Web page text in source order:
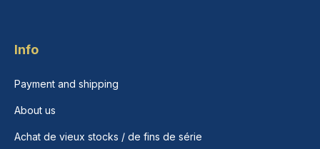
Info
Payment and shipping
About us
Achat de vieux stocks / de fins de série